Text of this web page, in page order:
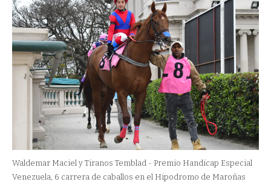
Waldemar Maciel y Tiranos Temblad - Premio Handicap Especial
Venezuela, 6 carrera de caballos en el Hipodromo de Maroñas